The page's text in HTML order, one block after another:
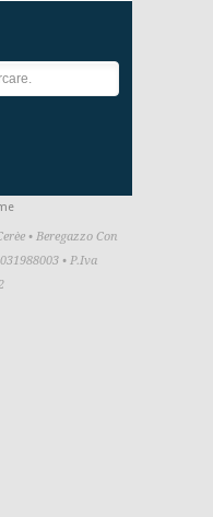
• Beregazzo Con
• P.Iva